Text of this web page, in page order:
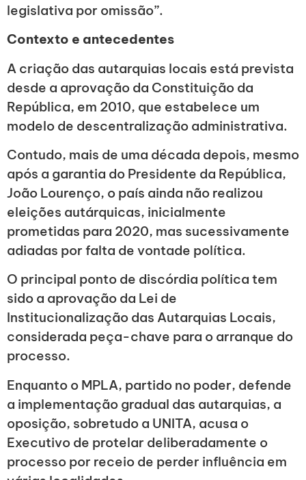
legislativa por omissão”.
Contexto e antecedentes
A criação das autarquias locais está prevista
desde a aprovação da Constituição da
República, em 2010, que estabelece um
modelo de descentralização administrativa.
Contudo, mais de uma década depois, mesmo
após a garantia do Presidente da República,
João Lourenço, o país ainda não realizou
eleições autárquicas, inicialmente
prometidas para 2020, mas sucessivamente
adiadas por falta de vontade política.
O principal ponto de discórdia política tem
sido a aprovação da Lei de
Institucionalização das Autarquias Locais,
considerada peça-chave para o arranque do
processo.
Enquanto o MPLA, partido no poder, defende
a implementação gradual das autarquias, a
oposição, sobretudo a UNITA, acusa o
Executivo de protelar deliberadamente o
processo por receio de perder influência em